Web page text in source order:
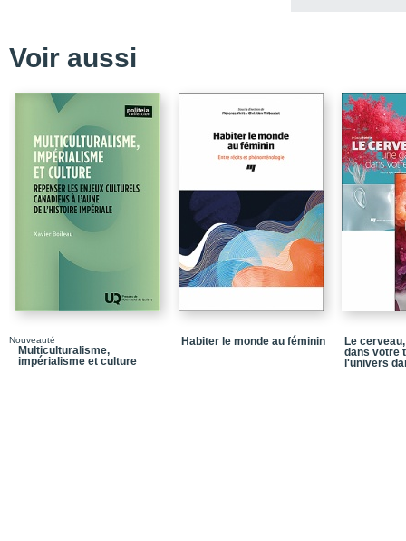
Voir aussi
Nouveauté
Multiculturalisme,
impérialisme et culture
Habiter le monde au féminin
Le
dans votre
l'univers